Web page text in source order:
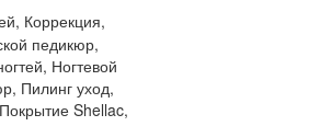
Коррекция,
педикюр,
Ногтевой
Пилинг уход,
Shellac,